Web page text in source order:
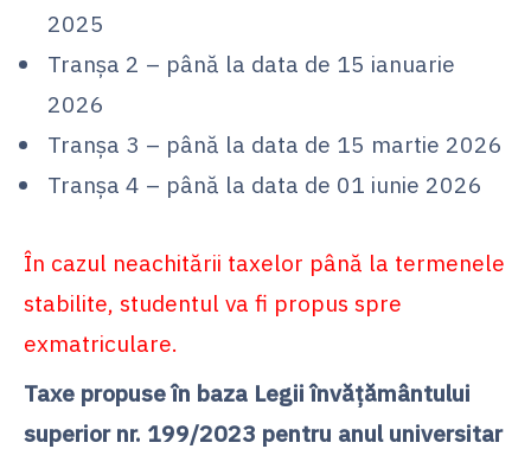
2025
Tranșa 2 – până la data de 15 ianuarie
2026
Tranșa 3 – până la data de 15 martie 2026
Tranșa 4 – până la data de 01 iunie 2026
În cazul neachitării taxelor până la termenele
stabilite, studentul va fi propus spre
exmatriculare.
Taxe propuse în baza Legii învățământului
superior nr. 199/2023 pentru anul universitar